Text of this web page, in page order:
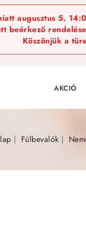
augusztus 5.
beérkező
Köszönjük a
AKCIÓ
Fülbevalók